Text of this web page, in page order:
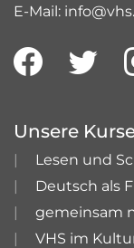
E-Mail:
Unsere
Lesen und
Deutsch als
gemeinsam
VHS im